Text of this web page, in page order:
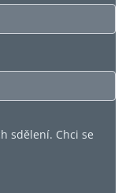
sdělení. Chci se